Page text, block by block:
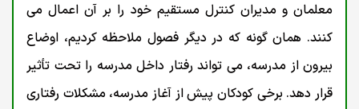
معلمان و مدیران کنترل مستقیم خود را بر آن اعمال می
کنند. همان گونه که در دیگر فصول ملاحظه کردیم، اوضاع
بیرون از مدرسه، می تواند رفتار داخل مدرسه را تحت تأثیر
قرار دهد. برخی کودکان پیش از آغاز مدرسه، مشکلات رفتاری